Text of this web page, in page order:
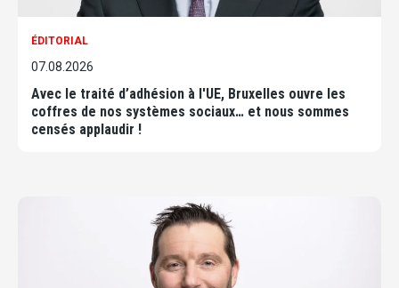
ÉDITORIAL
07.08.2026
Avec le traité d’adhésion à l'UE, Bruxelles ouvre les
coffres de nos systèmes sociaux… et nous sommes
censés applaudir !